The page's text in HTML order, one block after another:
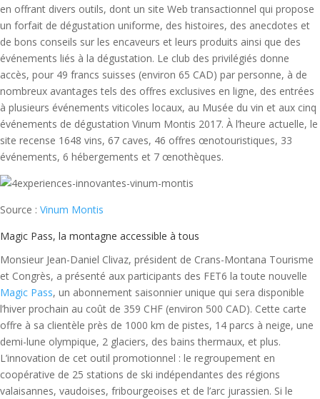
en offrant divers outils, dont un site Web transactionnel qui propose
un forfait de dégustation uniforme, des histoires, des anecdotes et
de bons conseils sur les encaveurs et leurs produits ainsi que des
événements liés à la dégustation. Le club des privilégiés donne
accès, pour 49 francs suisses (environ 65 CAD) par personne, à de
nombreux avantages tels des offres exclusives en ligne, des entrées
à plusieurs événements viticoles locaux, au Musée du vin et aux cinq
événements de dégustation Vinum Montis 2017. À l’heure actuelle, le
site recense 1648 vins, 67 caves, 46 offres œnotouristiques, 33
événements, 6 hébergements et 7 œnothèques.
Source : Vinum Montis
Magic Pass, la montagne accessible à tous
Monsieur Jean-Daniel Clivaz, président de Crans-Montana Tourisme
et Congrès, a présenté aux participants des FET6 la toute nouvelle
Magic Pass, un abonnement saisonnier unique qui sera disponible
l’hiver prochain au coût de 359 CHF (environ 500 CAD). Cette carte
offre à sa clientèle près de 1000 km de pistes, 14 parcs à neige, une
demi-lune olympique, 2 glaciers, des bains thermaux, et plus.
L’innovation de cet outil promotionnel : le regroupement en
coopérative de 25 stations de ski indépendantes des régions
valaisannes, vaudoises, fribourgeoises et de l’arc jurassien. Si le